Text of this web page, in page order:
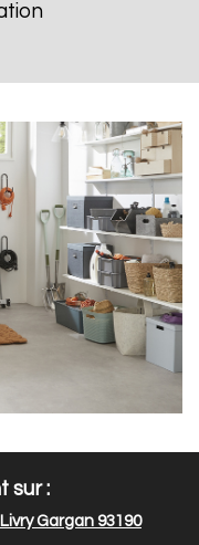
sur :
Gargan 93190